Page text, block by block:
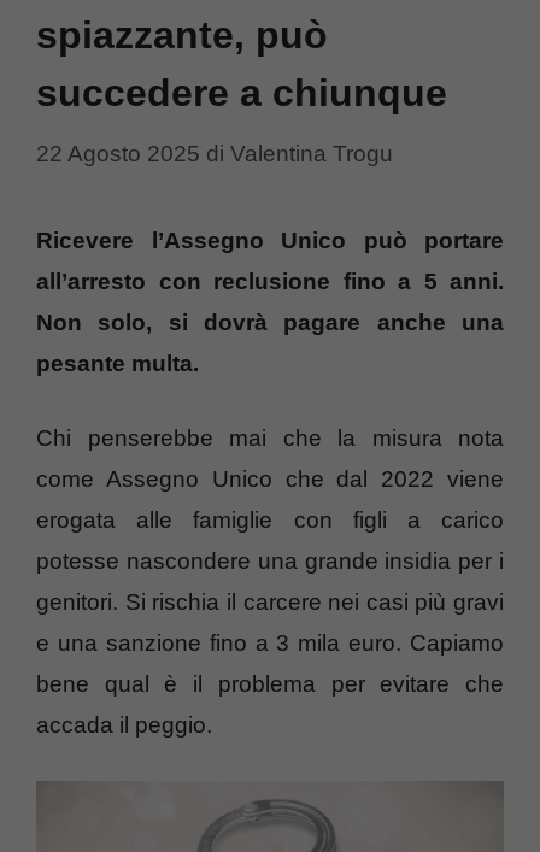
spiazzante, può
succedere a chiunque
22 Agosto 2025 di Valentina Trogu
Ricevere l’Assegno Unico può portare
all’arresto con reclusione fino a 5 anni.
Non solo, si dovrà pagare anche una
pesante multa.
Chi penserebbe mai che la misura nota
come Assegno Unico che dal 2022 viene
erogata alle famiglie con figli a carico
potesse nascondere una grande insidia per i
genitori. Si rischia il carcere nei casi più gravi
e una sanzione fino a 3 mila euro. Capiamo
bene qual è il problema per evitare che
accada il peggio.